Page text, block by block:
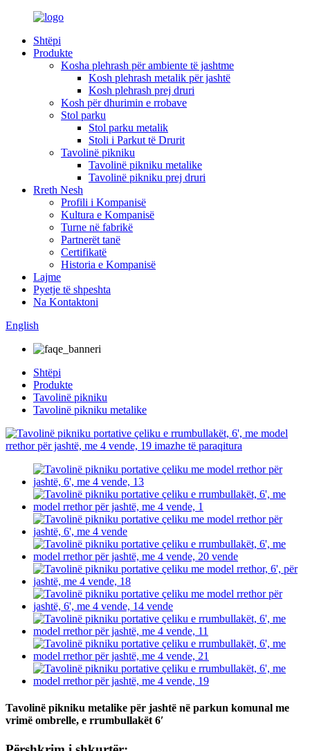
Shtëpi
Produkte
Kosha plehrash për ambiente të jashtme
Kosh plehrash metalik për jashtë
Kosh plehrash prej druri
Kosh për dhurimin e rrobave
Stol parku
Stol parku metalik
Stoli i Parkut të Drurit
Tavolinë pikniku
Tavolinë pikniku metalike
Tavolinë pikniku prej druri
Rreth Nesh
Profili i Kompanisë
Kultura e Kompanisë
Turne në fabrikë
Partnerët tanë
Certifikatë
Historia e Kompanisë
Lajme
Pyetje të shpeshta
Na Kontaktoni
English
Shtëpi
Produkte
Tavolinë pikniku
Tavolinë pikniku metalike
Tavolinë pikniku metalike për jashtë në parkun komunal me
vrimë ombrelle, e rrumbullakët 6′